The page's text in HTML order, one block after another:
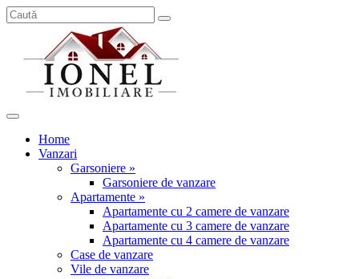
Home
Vanzari
Garsoniere »
Garsoniere de vanzare
Apartamente »
Apartamente cu 2 camere de vanzare
Apartamente cu 3 camere de vanzare
Apartamente cu 4 camere de vanzare
Case de vanzare
Vile de vanzare